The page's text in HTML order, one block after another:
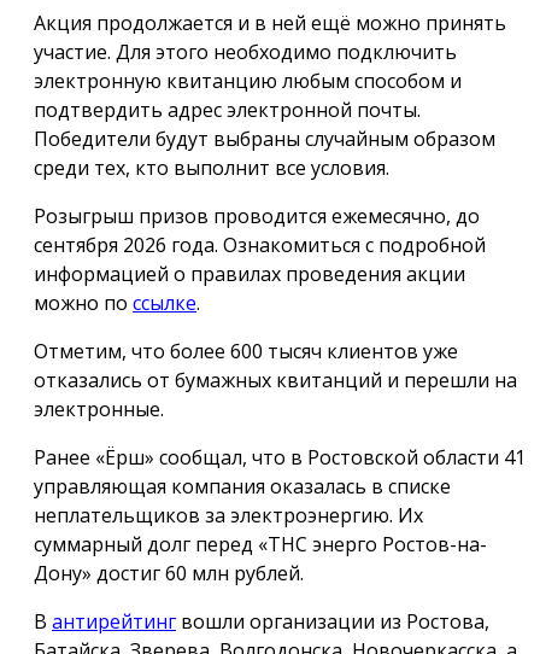
Акция продолжается и в ней ещё можно принять
участие. Для этого необходимо подключить
электронную квитанцию любым способом и
подтвердить адрес электронной почты.
Победители будут выбраны случайным образом
среди тех, кто выполнит все условия.
Розыгрыш призов проводится ежемесячно, до
сентября 2026 года. Ознакомиться с подробной
информацией о правилах проведения акции
можно по ссылке.
Отметим, что более 600 тысяч клиентов уже
отказались от бумажных квитанций и перешли на
электронные.
Ранее «Ёрш» сообщал, что в Ростовской области 41
управляющая компания оказалась в списке
неплательщиков за электроэнергию. Их
суммарный долг перед «ТНС энерго Ростов-на-
Дону» достиг 60 млн рублей.
В антирейтинг вошли организации из Ростова,